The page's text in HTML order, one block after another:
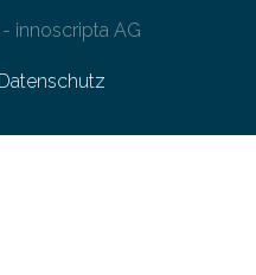
innoscripta AG
Datenschutz